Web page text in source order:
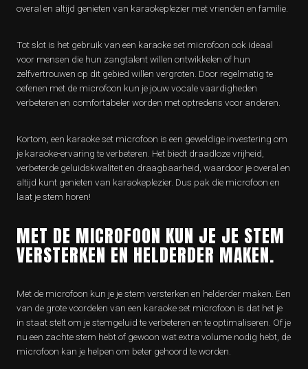
overal en altijd genieten van karaokeplezier met vrienden en familie.
Tot slot is het gebruik van een karaoke set microfoon ook ideaal
voor mensen die hun zangtalent willen ontwikkelen of hun
zelfvertrouwen op dit gebied willen vergroten. Door regelmatig te
oefenen met de microfoon kun je jouw vocale vaardigheden
verbeteren en comfortabeler worden met optredens voor anderen.
Kortom, een karaoke set microfoon is een geweldige investering om
je karaoke-ervaring te verbeteren. Het biedt draadloze vrijheid,
verbeterde geluidskwaliteit en draagbaarheid, waardoor je overal en
altijd kunt genieten van karaokeplezier. Dus pak die microfoon en
laat je stem horen!
MET DE MICROFOON KUN JE JE STEM
VERSTERKEN EN HELDERDER MAKEN.
Met de microfoon kun je je stem versterken en helderder maken. Een
van de grote voordelen van een karaoke set microfoon is dat het je
in staat stelt om je stemgeluid te verbeteren en te optimaliseren. Of je
nu een zachte stem hebt of gewoon wat extra volume nodig hebt, de
microfoon kan je helpen om beter gehoord te worden.